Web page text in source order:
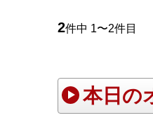
2件中 1〜2件目
本日の